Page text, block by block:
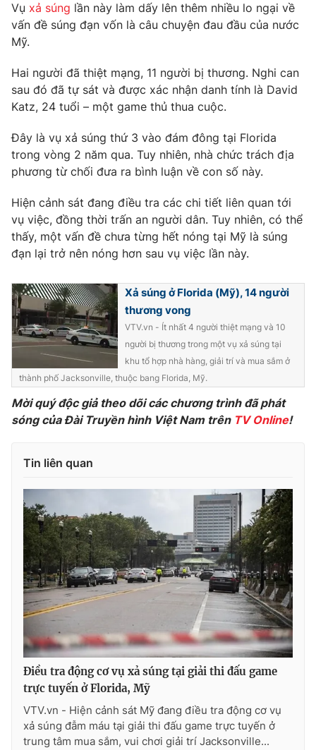
Thế giới đó đây
Kinh tế
Tài chính
Thị trường
Góc doanh nghiệp
Dữ liệu và đời sống
Truyền hình
Hậu trường
Nhân vật
Khán giả
Giải sao mai
Giải trí
Điện ảnh
Sao
Đời sống
Du lịch
Làm đẹp
Chất lượng cuộc sống
Giáo dục
Tuyển sinh
Công nghệ
Hitech Công nghệ tương lai
Sản phẩm
Thị trường
Tư vấn
Giao lưu trực tuyến
Lịch phát sóng
Chuyên mục khác
Emagazine Podcast
Photo
Video Shorts video
VTV Money VTV Thể thao
VTV Sức khoẻ Bất động sản
Thị trường 24h Tấm lòng Việt
VTV4 Vươn mình bằng AI
VTV9 VTV8
Liên hệ tòa soạn English
Vụ xả súng lần này làm dấy lên thêm nhiều lo ngại về
vấn đề súng đạn vốn là câu chuyện đau đầu của nước
Mỹ.
Hai người đã thiệt mạng, 11 người bị thương. Nghi can
sau đó đã tự sát và được xác nhận danh tính là David
Katz, 24 tuổi – một game thủ thua cuộc.
Đây là vụ xả súng thứ 3 vào đám đông tại Florida
trong vòng 2 năm qua. Tuy nhiên, nhà chức trách địa
phương từ chối đưa ra bình luận về con số này.
Hiện cảnh sát đang điều tra các chi tiết liên quan tới
vụ việc, đồng thời trấn an người dân. Tuy nhiên, có thể
thấy, một vấn đề chưa từng hết nóng tại Mỹ là súng
đạn lại trở nên nóng hơn sau vụ việc lần này.
Xả súng ở Florida (Mỹ), 14 người
thương vong
VTV.vn - Ít nhất 4 người thiệt mạng và 10
người bị thương trong một vụ xả súng tại
khu tổ hợp nhà hàng, giải trí và mua sắm ở
thành phố Jacksonville, thuộc bang Florida, Mỹ.
Mời quý độc giả theo dõi các chương trình đã phát
sóng của Đài Truyền hình Việt Nam trên TV Online!
Tin liên quan
Điều tra động cơ vụ xả súng tại giải thi đấu game
trực tuyến ở Florida, Mỹ
VTV.vn - Hiện cảnh sát Mỹ đang điều tra động cơ vụ
xả súng đẫm máu tại giải thi đấu game trực tuyến ở
trung tâm mua sắm, vui chơi giải trí Jacksonville...